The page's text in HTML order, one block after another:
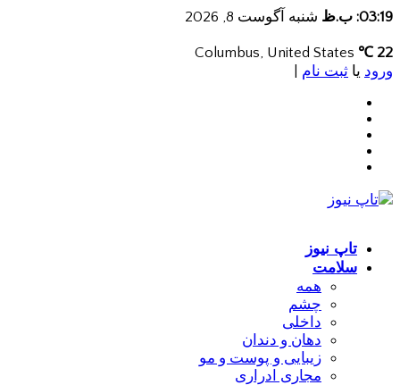
03:19: ب.ظ شنبه آگوست 8, 2026
22 ℃
ورود یا ثبت نام
تاپ نیوز
سلامت
همه
چشم
داخلی
دهان و دندان
زیبایی و پوست و مو
مجاری ادراری